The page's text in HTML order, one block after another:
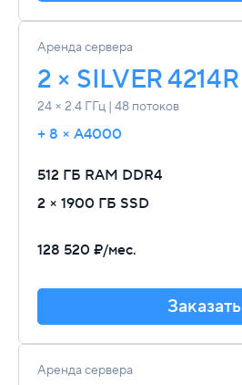
Аренда сервера
2 × SILVER 4214R
24 × 2.4 ГГц | 48 потоков
512 ГБ RAM DDR4
2 × 1900 ГБ SSD
128 520 ₽/мес.
Заказать
+ 8 × A4000
Аренда сервера